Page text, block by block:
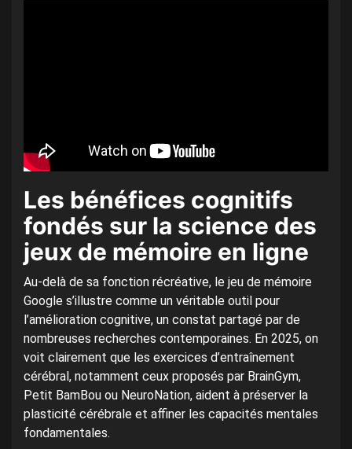
Les bénéfices cognitifs
fondés sur la science des
jeux de mémoire en ligne
Au-delà de sa fonction récréative, le jeu de mémoire
Google s’illustre comme un véritable outil pour
l’amélioration cognitive, un constat partagé par de
nombreuses recherches contemporaines. En 2025, on
voit clairement que les exercices d’entraînement
cérébral, notamment ceux proposés par BrainGym,
Petit BamBou ou NeuroNation, aident à préserver la
plasticité cérébrale et affiner les capacités mentales
fondamentales.